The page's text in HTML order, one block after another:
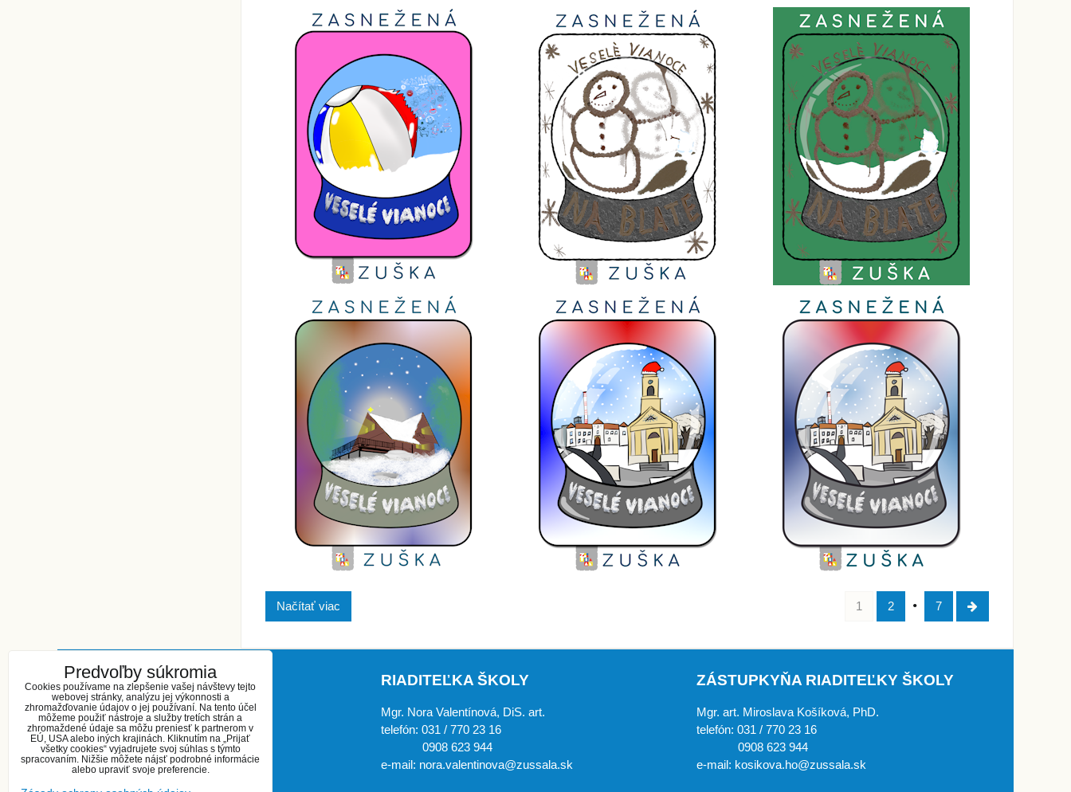
Načítať viac 1 2 7
KONTAKT
Základná umelecká škola
Kukučínova 27
Šaľa 927 01
telefón: 031 / 770 23 16
RIADITEĽKA ŠKOLY
Mgr. Nora Valentínová, DiS. art.
telefón: 031 / 770 23 16
0908 623 944
e-mail: nora.valentinova@zussala.sk
ZÁSTUPKYŇA RIADITEĽKY ŠKOLY
Mgr. art. Miroslava Košíková, PhD.
telefón: 031 / 770 23 16
0908 623 944
e-mail: kosikova.ho@zussala.sk
Predvoľby súkromia
Cookies používame na zlepšenie vašej návštevy tejto
webovej stránky, analýzu jej výkonnosti a
zhromažďovanie údajov o jej používaní. Na tento účel
môžeme použiť nástroje a služby tretích strán a
zhromaždené údaje sa môžu preniesť k partnerom v
EÚ, USA alebo iných krajinách. Kliknutím na „Prijať
všetky cookies“ vyjadrujete svoj súhlas s týmto
spracovaním. Nižšie môžete nájsť podrobné informácie
alebo upraviť svoje preferencie.